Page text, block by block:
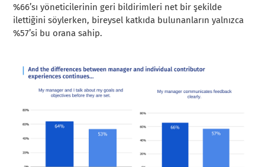
%66’sı yöneticilerinin geri bildirimleri net bir şekilde
ilettiğini söylerken, bireysel katkıda bulunanların yalnızca
%57’si bu orana sahip.